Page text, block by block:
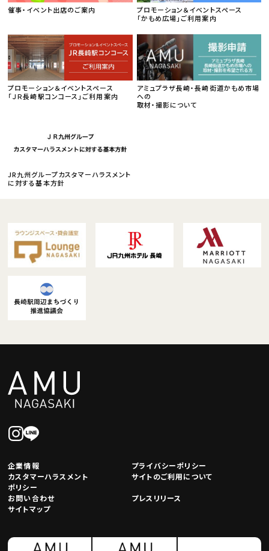
催事・イベント出店のご案内
プロモーション＆イベントスペース
「かもめ広場」ご利用案内
プロモーション＆イベントスペース
「ＪＲ長崎駅コンコース」ご利用案内
アミュプラザ長崎・長崎街道かもめ市場
への
取材・撮影について
JR九州グループカスタマーハラスメント
に対する基本方針
企業情報
プライバシーポリシー
カスタマーハラスメント
ポリシー
サイトのご利用について
お問い合わせ
プレスリリース
サイトマップ